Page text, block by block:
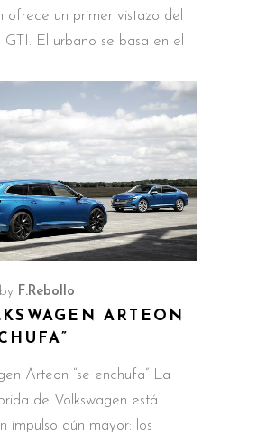
ofrece un primer vistazo del
GTI. El urbano se basa en el
by F.Rebollo
ARTEON
Arteon “se enchufa” La
de Volkswagen está
impulso aún mayor: los